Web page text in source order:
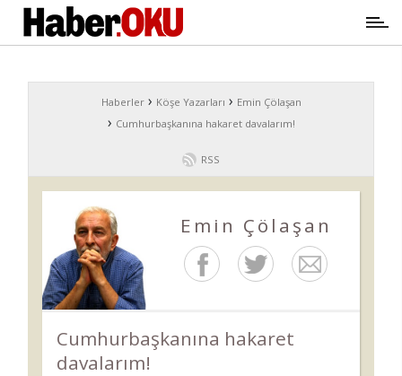
Haberler› Köşe Yazarları › Emin Çölaşan
› Cumhurbaşkanına hakaret davalarım!
RSS
Emin Çölaşan
Cumhurbaşkanına hakaret
davalarım!